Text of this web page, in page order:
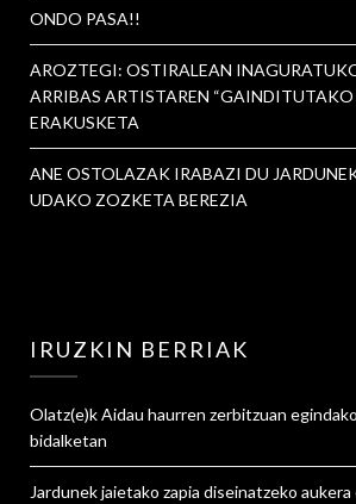
ONDO PASA!!
AROZTEGI: OSTIRALEAN
ARRIBAS ARTISTAREN “GAINDITUTAKO
ERAKUSKETA
ANE OSTOLAZAK IRABAZI DU
UDAKO ZOZKETA BEREZIA
IRUZKIN BERRIAK
Olatz(e)kAidau haurren zerbitzuan
bidalketan
Jardunek jaietako zapia diseinatzeko aukera